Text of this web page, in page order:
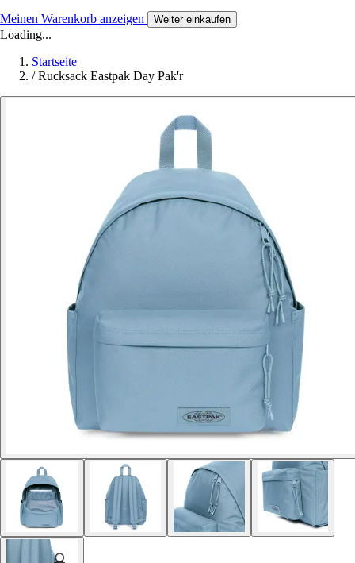
Meinen Warenkorb anzeigen Weiter einkaufen
Loading...
Startseite
/ Rucksack Eastpak Day Pak'r